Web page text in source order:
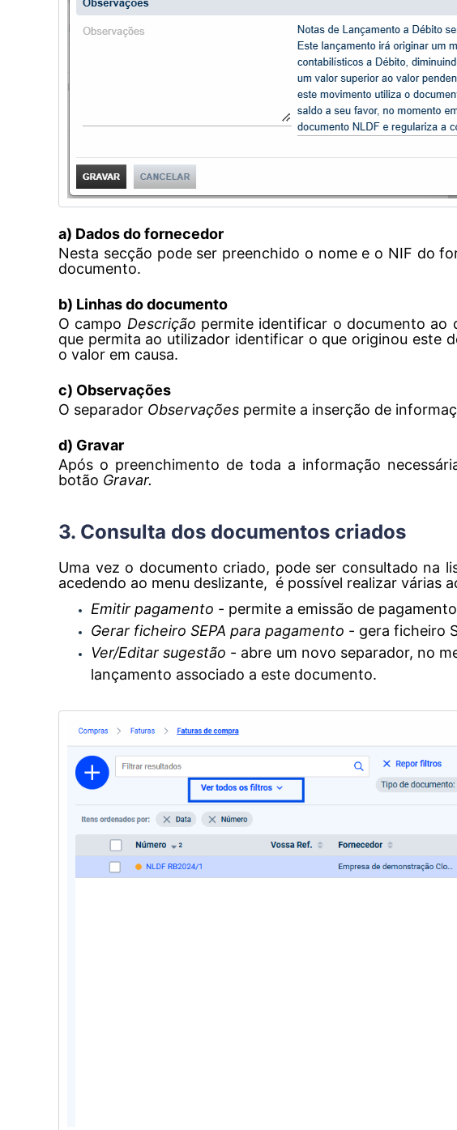
a) Dados do fornecedor
Nesta secção pode ser preenchido o nome e o NIF do
documento.
b) Linhas do documento
O campo Descrição permite identificar o documento ao
que permita ao utilizador identificar o que originou este
o valor em causa.
c) Observações
O separador Observações permite a inserção de
d) Gravar
Após o preenchimento de toda a informação
botão Gravar.
3. Consulta dos documentos criados
Uma vez o documento criado, pode ser consultado na
acedendo ao menu deslizante, é possível realizar várias
Emitir pagamento - permite a emissão de
Gerar ficheiro SEPA para pagamento - gera ficheiro
Ver/Editar sugestão - abre um novo separador, no
lançamento associado a este documento.